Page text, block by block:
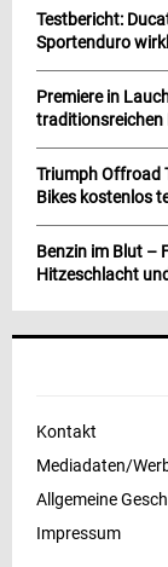
Testbericht:
Sportenduro
Premiere in
traditionsreichen
Triumph Offroad
Bikes kostenlos
Benzin im Blut –
Hitzeschlacht
Kontakt
Mediadaten/
Allgemeine
Impressum